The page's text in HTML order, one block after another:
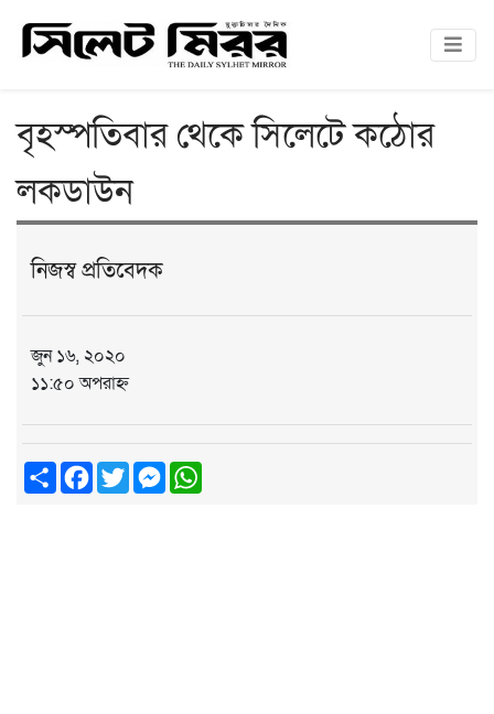
বৃহস্পতিবার থেকে সিলেটে কঠোর
লকডাউন
নিজস্ব প্রতিবেদক
জুন ১৬, ২০২০
১১:৫০ অপরাহ্ন
ShareFacebook
TwitterMessenger